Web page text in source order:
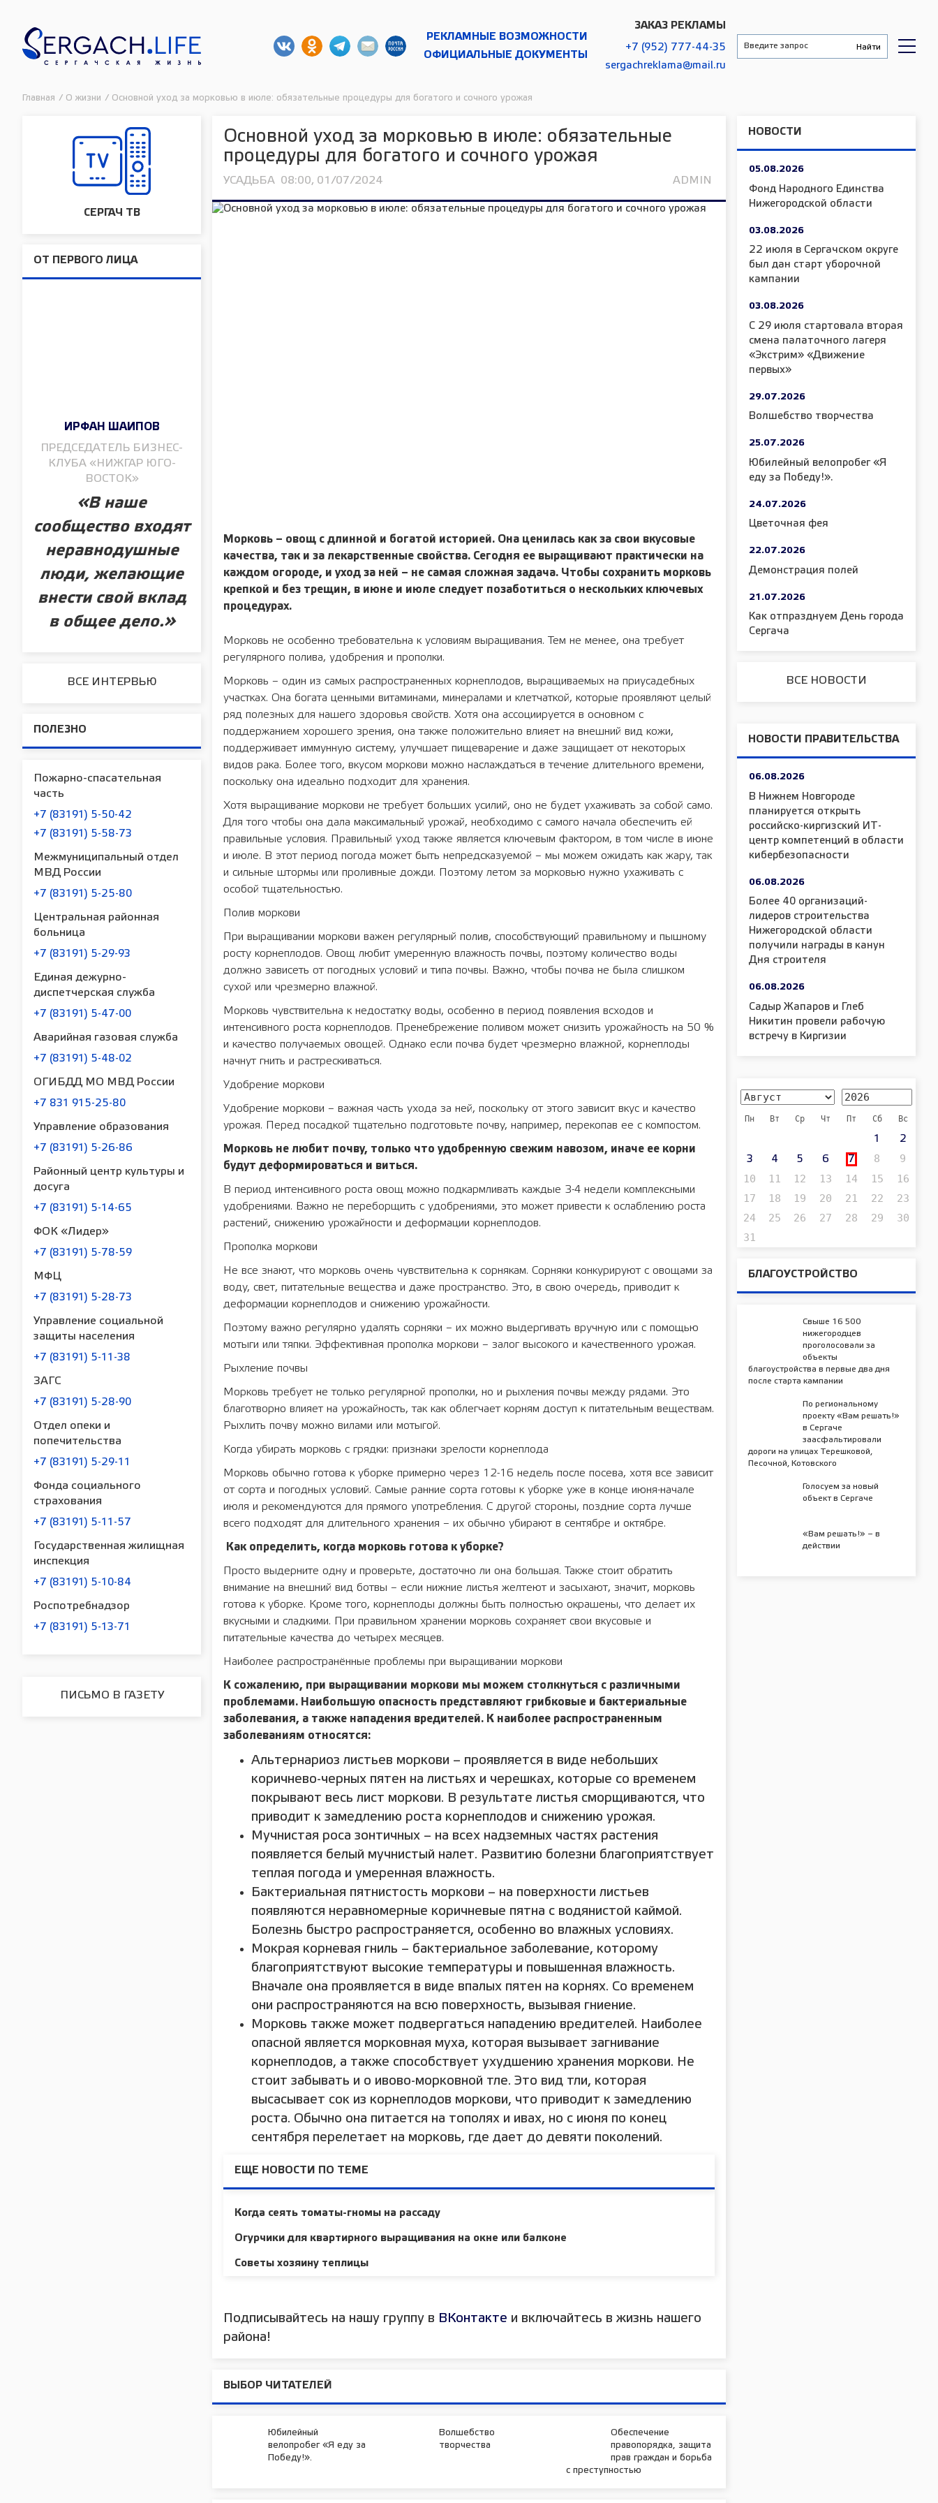
РЕКЛАМНЫЕ ВОЗМОЖНОСТИ
ОФИЦИАЛЬНЫЕ ДОКУМЕНТЫ
ЗАКАЗ РЕКЛАМЫ
+7 (952) 777-44-35
sergachreklama@mail.ru
Главная / О жизни / Основной уход за морковью в июле: обязательные процедуры для богатого и сочного урожая
СЕРГАЧ ТВ
ОТ ПЕРВОГО ЛИЦА
ИРФАН ШАИПОВ
ПРЕДСЕДАТЕЛЬ БИЗНЕС-
КЛУБА «НИЖГАР ЮГО-
ВОСТОК»
«В наше
сообщество входят
неравнодушные
люди, желающие
внести свой вклад
в общее дело.»
ВСЕ ИНТЕРВЬЮ
ПОЛЕЗНО
Пожарно-спасательная
часть
+7 (83191) 5-50-42
+7 (83191) 5-58-73
Межмуниципальный отдел
МВД России
+7 (83191) 5-25-80
Центральная районная
больница
+7 (83191) 5-29-93
Единая дежурно-
диспетчерская служба
+7 (83191) 5-47-00
Аварийная газовая служба
+7 (83191) 5-48-02
ОГИБДД МО МВД России
+7 831 915-25-80
Управление образования
+7 (83191) 5-26-86
Районный центр культуры и
досуга
+7 (83191) 5-14-65
ФОК «Лидер»
+7 (83191) 5-78-59
МФЦ
+7 (83191) 5-28-73
Управление социальной
защиты населения
+7 (83191) 5-11-38
ЗАГС
+7 (83191) 5-28-90
Отдел опеки и
попечительства
+7 (83191) 5-29-11
Фонда социального
страхования
+7 (83191) 5-11-57
Государственная жилищная
инспекция
+7 (83191) 5-10-84
Роспотребнадзор
+7 (83191) 5-13-71
ПИСЬМО В ГАЗЕТУ
Основной уход за морковью в июле: обязательные
процедуры для богатого и сочного урожая
УСАДЬБА 08:00, 01/07/2024 ADMIN
Морковь – овощ с длинной и богатой историей. Она ценилась как за свои вкусовые
качества, так и за лекарственные свойства. Сегодня ее выращивают практически на
каждом огороде, и уход за ней – не самая сложная задача. Чтобы сохранить морковь
крепкой и без трещин, в июне и июле следует позаботиться о нескольких ключевых
процедурах.
Морковь не особенно требовательна к условиям выращивания. Тем не менее, она требует
регулярного полива, удобрения и прополки.
Морковь – один из самых распространенных корнеплодов, выращиваемых на приусадебных
участках. Она богата ценными витаминами, минералами и клетчаткой, которые проявляют целый
ряд полезных для нашего здоровья свойств. Хотя она ассоциируется в основном с
поддержанием хорошего зрения, она также положительно влияет на внешний вид кожи,
поддерживает иммунную систему, улучшает пищеварение и даже защищает от некоторых
видов рака. Более того, вкусом моркови можно наслаждаться в течение длительного времени,
поскольку она идеально подходит для хранения.
Хотя выращивание моркови не требует больших усилий, оно не будет ухаживать за собой само.
Для того чтобы она дала максимальный урожай, необходимо с самого начала обеспечить ей
правильные условия. Правильный уход также является ключевым фактором, в том числе в июне
и июле. В этот период погода может быть непредсказуемой – мы можем ожидать как жару, так
и сильные штормы или проливные дожди. Поэтому летом за морковью нужно ухаживать с
особой тщательностью.
Полив моркови
При выращивании моркови важен регулярный полив, способствующий правильному и пышному
росту корнеплодов. Овощ любит умеренную влажность почвы, поэтому количество воды
должно зависеть от погодных условий и типа почвы. Важно, чтобы почва не была слишком
сухой или чрезмерно влажной.
Морковь чувствительна к недостатку воды, особенно в период появления всходов и
интенсивного роста корнеплодов. Пренебрежение поливом может снизить урожайность на 50 %
и качество получаемых овощей. Однако если почва будет чрезмерно влажной, корнеплоды
начнут гнить и растрескиваться.
Удобрение моркови
Удобрение моркови – важная часть ухода за ней, поскольку от этого зависит вкус и качество
урожая. Перед посадкой тщательно подготовьте почву, например, перекопав ее с компостом.
Морковь не любит почву, только что удобренную свежим навозом, иначе ее корни
будут деформироваться и виться.
В период интенсивного роста овощ можно подкармливать каждые 3-4 недели комплексными
удобрениями. Важно не переборщить с удобрениями, это может привести к ослаблению роста
растений, снижению урожайности и деформации корнеплодов.
Прополка моркови
Не все знают, что морковь очень чувствительна к сорнякам. Сорняки конкурируют с овощами за
воду, свет, питательные вещества и даже пространство. Это, в свою очередь, приводит к
деформации корнеплодов и снижению урожайности.
Поэтому важно регулярно удалять сорняки – их можно выдергивать вручную или с помощью
мотыги или тяпки. Эффективная прополка моркови – залог высокого и качественного урожая.
Рыхление почвы
Морковь требует не только регулярной прополки, но и рыхления почвы между рядами. Это
благотворно влияет на урожайность, так как облегчает корням доступ к питательным веществам.
Рыхлить почву можно вилами или мотыгой.
Когда убирать морковь с грядки: признаки зрелости корнеплода
Морковь обычно готова к уборке примерно через 12-16 недель после посева, хотя все зависит
от сорта и погодных условий. Самые ранние сорта готовы к уборке уже в конце июня-начале
июля и рекомендуются для прямого употребления. С другой стороны, поздние сорта лучше
всего подходят для длительного хранения – их обычно убирают в сентябре и октябре.
Как определить, когда морковь готова к уборке?
Просто выдерните одну и проверьте, достаточно ли она большая. Также стоит обратить
внимание на внешний вид ботвы – если нижние листья желтеют и засыхают, значит, морковь
готова к уборке. Кроме того, корнеплоды должны быть полностью окрашены, что делает их
вкусными и сладкими. При правильном хранении морковь сохраняет свои вкусовые и
питательные качества до четырех месяцев.
Наиболее распространённые проблемы при выращивании моркови
К сожалению, при выращивании моркови мы можем столкнуться с различными
проблемами. Наибольшую опасность представляют грибковые и бактериальные
заболевания, а также нападения вредителей. К наиболее распространенным
заболеваниям относятся:
Альтернариоз листьев моркови – проявляется в виде небольших
коричнево-черных пятен на листьях и черешках, которые со временем
покрывают весь лист моркови. В результате листья сморщиваются, что
приводит к замедлению роста корнеплодов и снижению урожая.
Мучнистая роса зонтичных – на всех надземных частях растения
появляется белый мучнистый налет. Развитию болезни благоприятствует
теплая погода и умеренная влажность.
Бактериальная пятнистость моркови – на поверхности листьев
появляются неравномерные коричневые пятна с водянистой каймой.
Болезнь быстро распространяется, особенно во влажных условиях.
Мокрая корневая гниль – бактериальное заболевание, которому
благоприятствуют высокие температуры и повышенная влажность.
Вначале она проявляется в виде впалых пятен на корнях. Со временем
они распространяются на всю поверхность, вызывая гниение.
Морковь также может подвергаться нападению вредителей. Наиболее
опасной является морковная муха, которая вызывает загнивание
корнеплодов, а также способствует ухудшению хранения моркови. Не
стоит забывать и о ивово-морковной тле. Это вид тли, которая
высасывает сок из корнеплодов моркови, что приводит к замедлению
роста. Обычно она питается на тополях и ивах, но с июня по конец
сентября перелетает на морковь, где дает до девяти поколений.
ЕЩЕ НОВОСТИ ПО ТЕМЕ
Когда сеять томаты-гномы на рассаду
Огурчики для квартирного выращивания на окне или балконе
Советы хозяину теплицы
Подписывайтесь на нашу группу в ВКонтакте и включайтесь в жизнь нашего
района!
ВЫБОР ЧИТАТЕЛЕЙ
Юбилейный
велопробег «Я еду за
Победу!».
Волшебство
творчества
Обеспечение
правопорядка, защита
прав граждан и борьба
с преступностью
НОВОСТИ
05.08.2026
Фонд Народного Единства
Нижегородской области
03.08.2026
22 июля в Сергачском округе
был дан старт уборочной
кампании
03.08.2026
С 29 июля стартовала вторая
смена палаточного лагеря
«Экстрим» «Движение
первых»
29.07.2026
Волшебство творчества
25.07.2026
Юбилейный велопробег «Я
еду за Победу!».
24.07.2026
Цветочная фея
22.07.2026
Демонстрация полей
21.07.2026
Как отпразднуем День города
Сергача
ВСЕ НОВОСТИ
НОВОСТИ ПРАВИТЕЛЬСТВА
06.08.2026
В Нижнем Новгороде
планируется открыть
российско-киргизский ИТ-
центр компетенций в области
кибербезопасности
06.08.2026
Более 40 организаций-
лидеров строительства
Нижегородской области
получили награды в канун
Дня строителя
06.08.2026
Садыр Жапаров и Глеб
Никитин провели рабочую
встречу в Киргизии
Пн Вт Ср Чт Пт Сб Вс
1 2
3 4 5 6 7 8
9
10
11 12 13 14 15
16
17
18 19 20 21 22
23
24
25 26 27 28 29
30
31
БЛАГОУСТРОЙСТВО
Свыше 16 500
нижегородцев
проголосовали за
объекты
благоустройства в первые два дня
после старта кампании
По региональному
проекту «Вам решать!»
в Сергаче
заасфальтировали
дороги на улицах Терешковой,
Песочной, Котовского
Голосуем за новый
объект в Сергаче
«Вам решать!» – в
действии